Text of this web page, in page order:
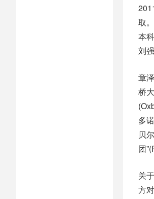
取。
本
刘
章
桥
多
贝
团
关
方